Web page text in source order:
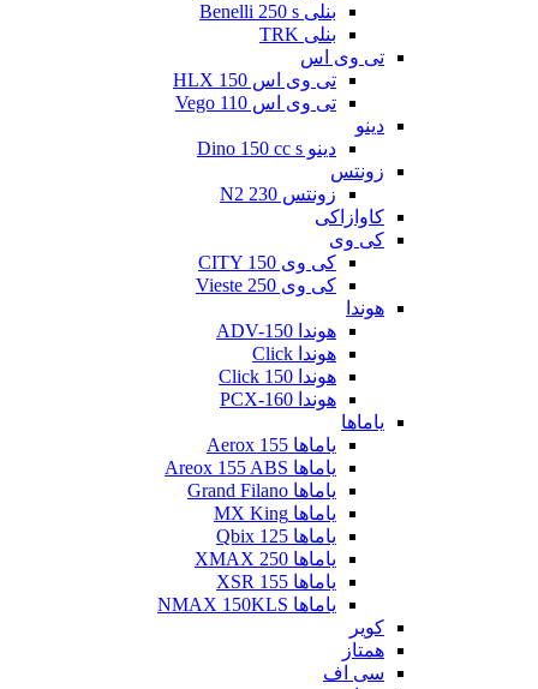
بنلی Benelli 250 s
بنلی TRK
تی وی اس
تی وی اس 150 HLX
تی وی اس Vego 110
دینو
دینو Dino 150 cc s
زونتس
زونتس N2 230
کاوازاکی
کی وی
کی وی CITY 150
کی وی Vieste 250
هوندا
هوندا ADV-150
هوندا Click
هوندا Click 150
هوندا PCX-160
یاماها
یاماها Aerox 155
یاماها Areox 155 ABS
یاماها Grand Filano
یاماها MX King
یاماها Qbix 125
یاماها XMAX 250
یاماها XSR 155
یاماها NMAX 150KLS
کویر
همتاز
سی اف